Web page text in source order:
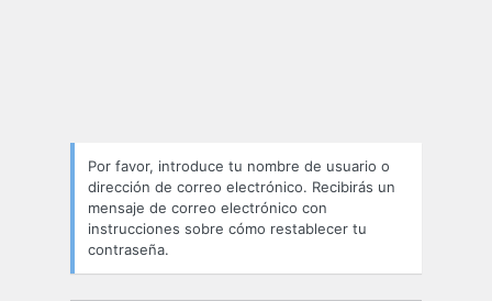
Por favor, introduce tu nombre de usuario o
dirección de correo electrónico. Recibirás un
mensaje de correo electrónico con
instrucciones sobre cómo restablecer tu
contraseña.